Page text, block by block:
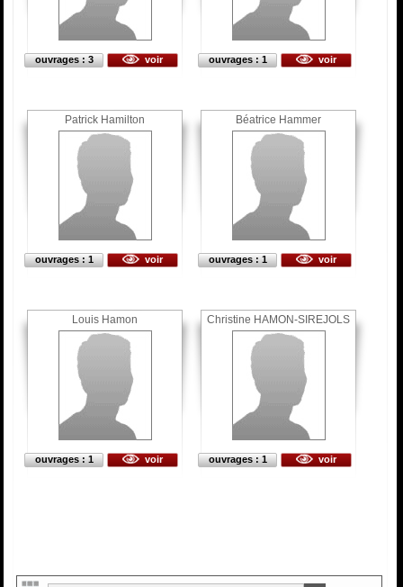
ouvrages : 3 voir ouvrages : 1 voir
Patrick Hamilton
ouvrages : 1 voir
Béatrice Hammer
ouvrages : 1 voir
Louis Hamon
ouvrages : 1 voir
Christine HAMON-SIREJOLS
ouvrages : 1 voir